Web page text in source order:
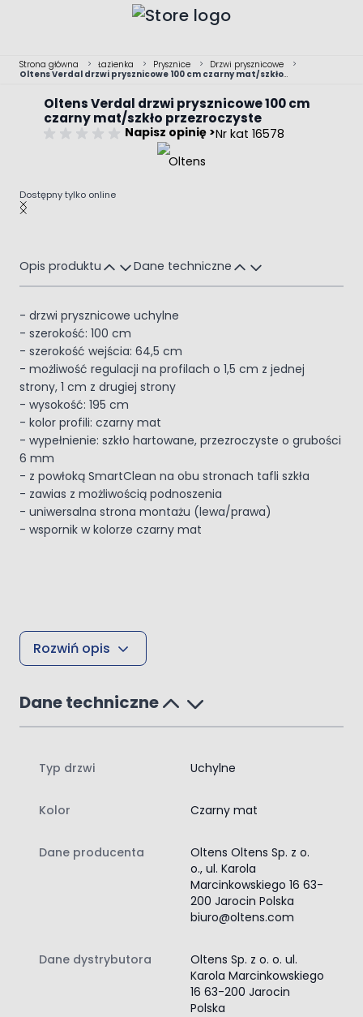
Strona główna > Łazienka > Prysznice > Drzwi prysznicowe
>
Oltens Verdal drzwi prysznicowe 100 cm czarny mat/szkło
Oltens Verdal drzwi prysznicowe 100 cm
czarny mat/szkło przezroczyste
Napisz opinię >Nr kat 16578
Dostępny tylko online
Main image
Click to view image in fullscreen
Opis produktu Dane techniczne
- drzwi prysznicowe uchylne
- szerokość: 100 cm
- szerokość wejścia: 64,5 cm
- możliwość regulacji na profilach o 1,5 cm z jednej
strony, 1 cm z drugiej strony
- wysokość: 195 cm
- kolor profili: czarny mat
- wypełnienie: szkło hartowane, przezroczyste o grubości
6 mm
- z powłoką SmartClean na obu stronach tafli szkła
- zawias z możliwością podnoszenia
- uniwersalna strona montażu (lewa/prawa)
- wspornik w kolorze czarny mat
Rozwiń opis
Dane techniczne
Typ drzwi Uchylne
Kolor Czarny mat
Dane producenta
Oltens Oltens Sp. z o.
o., ul. Karola
Marcinkowskiego 16 63-
200 Jarocin Polska
biuro@oltens.com
Dane dystrybutora
Oltens Sp. z o. o. ul.
Karola Marcinkowskiego
16 63-200 Jarocin
Polska